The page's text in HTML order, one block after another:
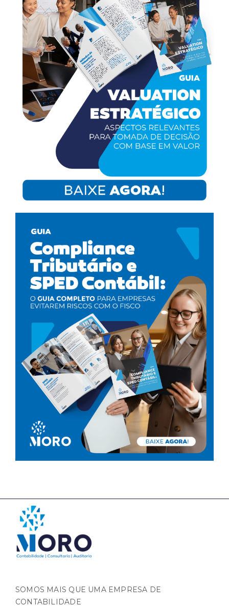
SOMOS MAIS QUE UMA EMPRESA DE
CONTABILIDADE